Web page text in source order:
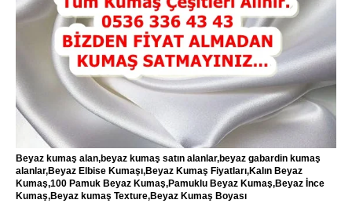
Beyaz kumaş alan,beyaz kumaş satın alanlar,beyaz gabardin kumaş
alanlar,Beyaz Elbise Kumaşı,Beyaz Kumaş Fiyatları,Kalın Beyaz
Kumaş,100 Pamuk Beyaz Kumaş,Pamuklu Beyaz Kumaş,Beyaz İnce
Kumaş,Beyaz kumaş Texture,Beyaz Kumaş Boyası